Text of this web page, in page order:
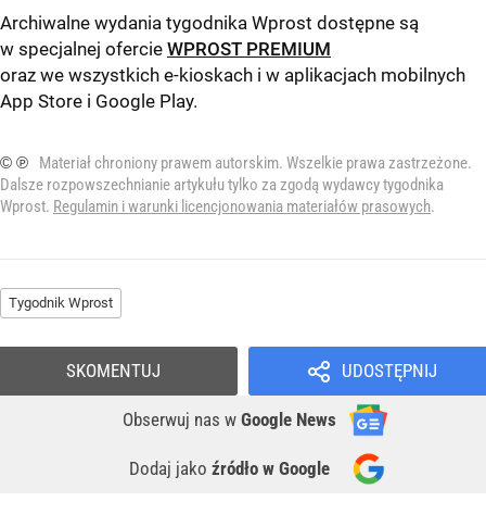
Archiwalne wydania tygodnika Wprost dostępne są
w specjalnej ofercie WPROST PREMIUM
oraz we wszystkich e-kioskach i w aplikacjach mobilnych
App Store i Google Play.
© ℗
Materiał chroniony prawem autorskim. Wszelkie prawa zastrzeżone.
Dalsze rozpowszechnianie artykułu tylko za zgodą wydawcy tygodnika
Wprost. Regulamin i warunki licencjonowania materiałów prasowych.
Tygodnik Wprost
UDOSTĘPNIJ
Obserwuj nas w Google News
Dodaj jako źródło w Google
SKOMENTUJ